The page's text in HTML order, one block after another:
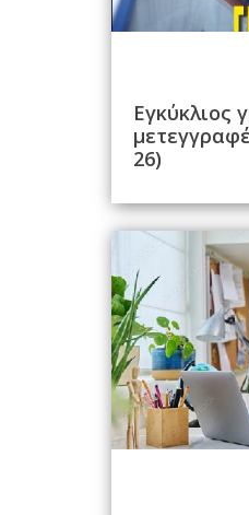
Εγκύκλιος
26)